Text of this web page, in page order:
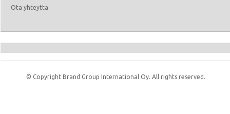
Ota yhteyttä
© Copyright Brand Group International Oy. All rights reserved.